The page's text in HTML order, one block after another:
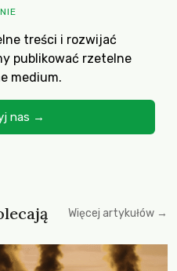
treści i rozwijać
publikować rzetelne
medium.
nas →
Więcej artykułów →